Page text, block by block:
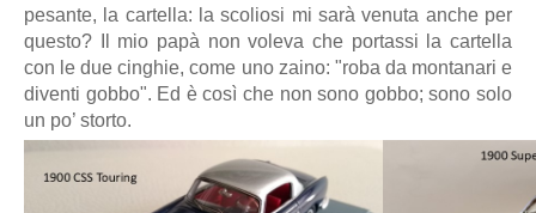
pesante, la cartella: la scoliosi mi sarà venuta anche per
questo? Il mio papà non voleva che portassi la cartella
con le due cinghie, come uno zaino: "roba da montanari e
diventi gobbo". Ed è così che non sono gobbo; sono solo
un po’ storto.